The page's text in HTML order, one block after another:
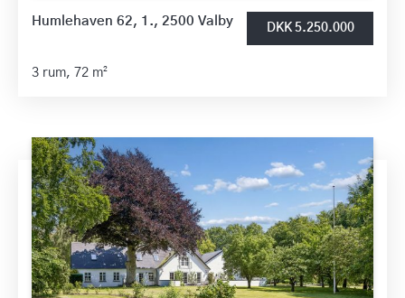
Humlehaven 62, 1., 2500 Valby DKK 5.250.000
3 rum, 72 m²